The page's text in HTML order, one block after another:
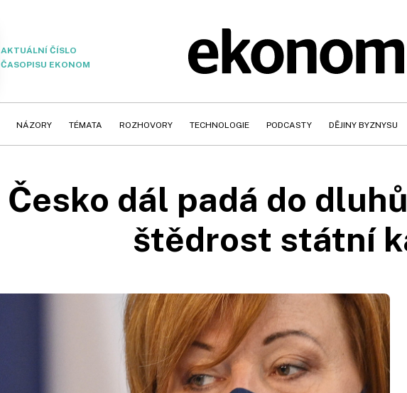
AKTUÁLNÍ ČÍSLO
ČASOPISU EKONOM
NÁZORY TÉMATA ROZHOVORY TECHNOLOGIE PODCASTY DĚJINY BYZNYSU
Česko dál padá do
štědrost státní